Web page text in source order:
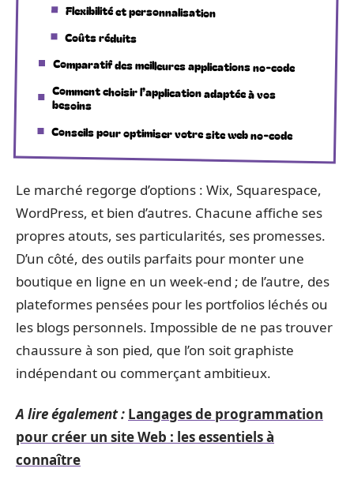
Flexibilité et personnalisation
Coûts réduits
Comparatif des meilleures applications no-code
Comment choisir l’application adaptée à vos
besoins
Conseils pour optimiser votre site web no-code
Le marché regorge d’options : Wix, Squarespace,
WordPress, et bien d’autres. Chacune affiche ses
propres atouts, ses particularités, ses promesses.
D’un côté, des outils parfaits pour monter une
boutique en ligne en un week-end ; de l’autre, des
plateformes pensées pour les portfolios léchés ou
les blogs personnels. Impossible de ne pas trouver
chaussure à son pied, que l’on soit graphiste
indépendant ou commerçant ambitieux.
A lire également : Langages de programmation
pour créer un site Web : les essentiels à
connaître